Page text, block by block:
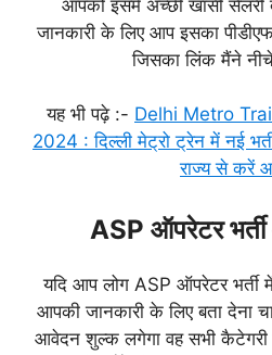
आपको इसमें अच्छी खासी
जानकारी के लिए आप इसका
जिसका लिंक मैंने
यह भी पढ़े :- Delhi Metro
2024 : दिल्ली मेट्रो ट्रेन में नई
राज्य से करें
ASP ऑपरेटर
यदि आप लोग ASP ऑपरेटर भर्ती
आपकी जानकारी के लिए बता देना
आवेदन शुल्क लगेगा वह सभी